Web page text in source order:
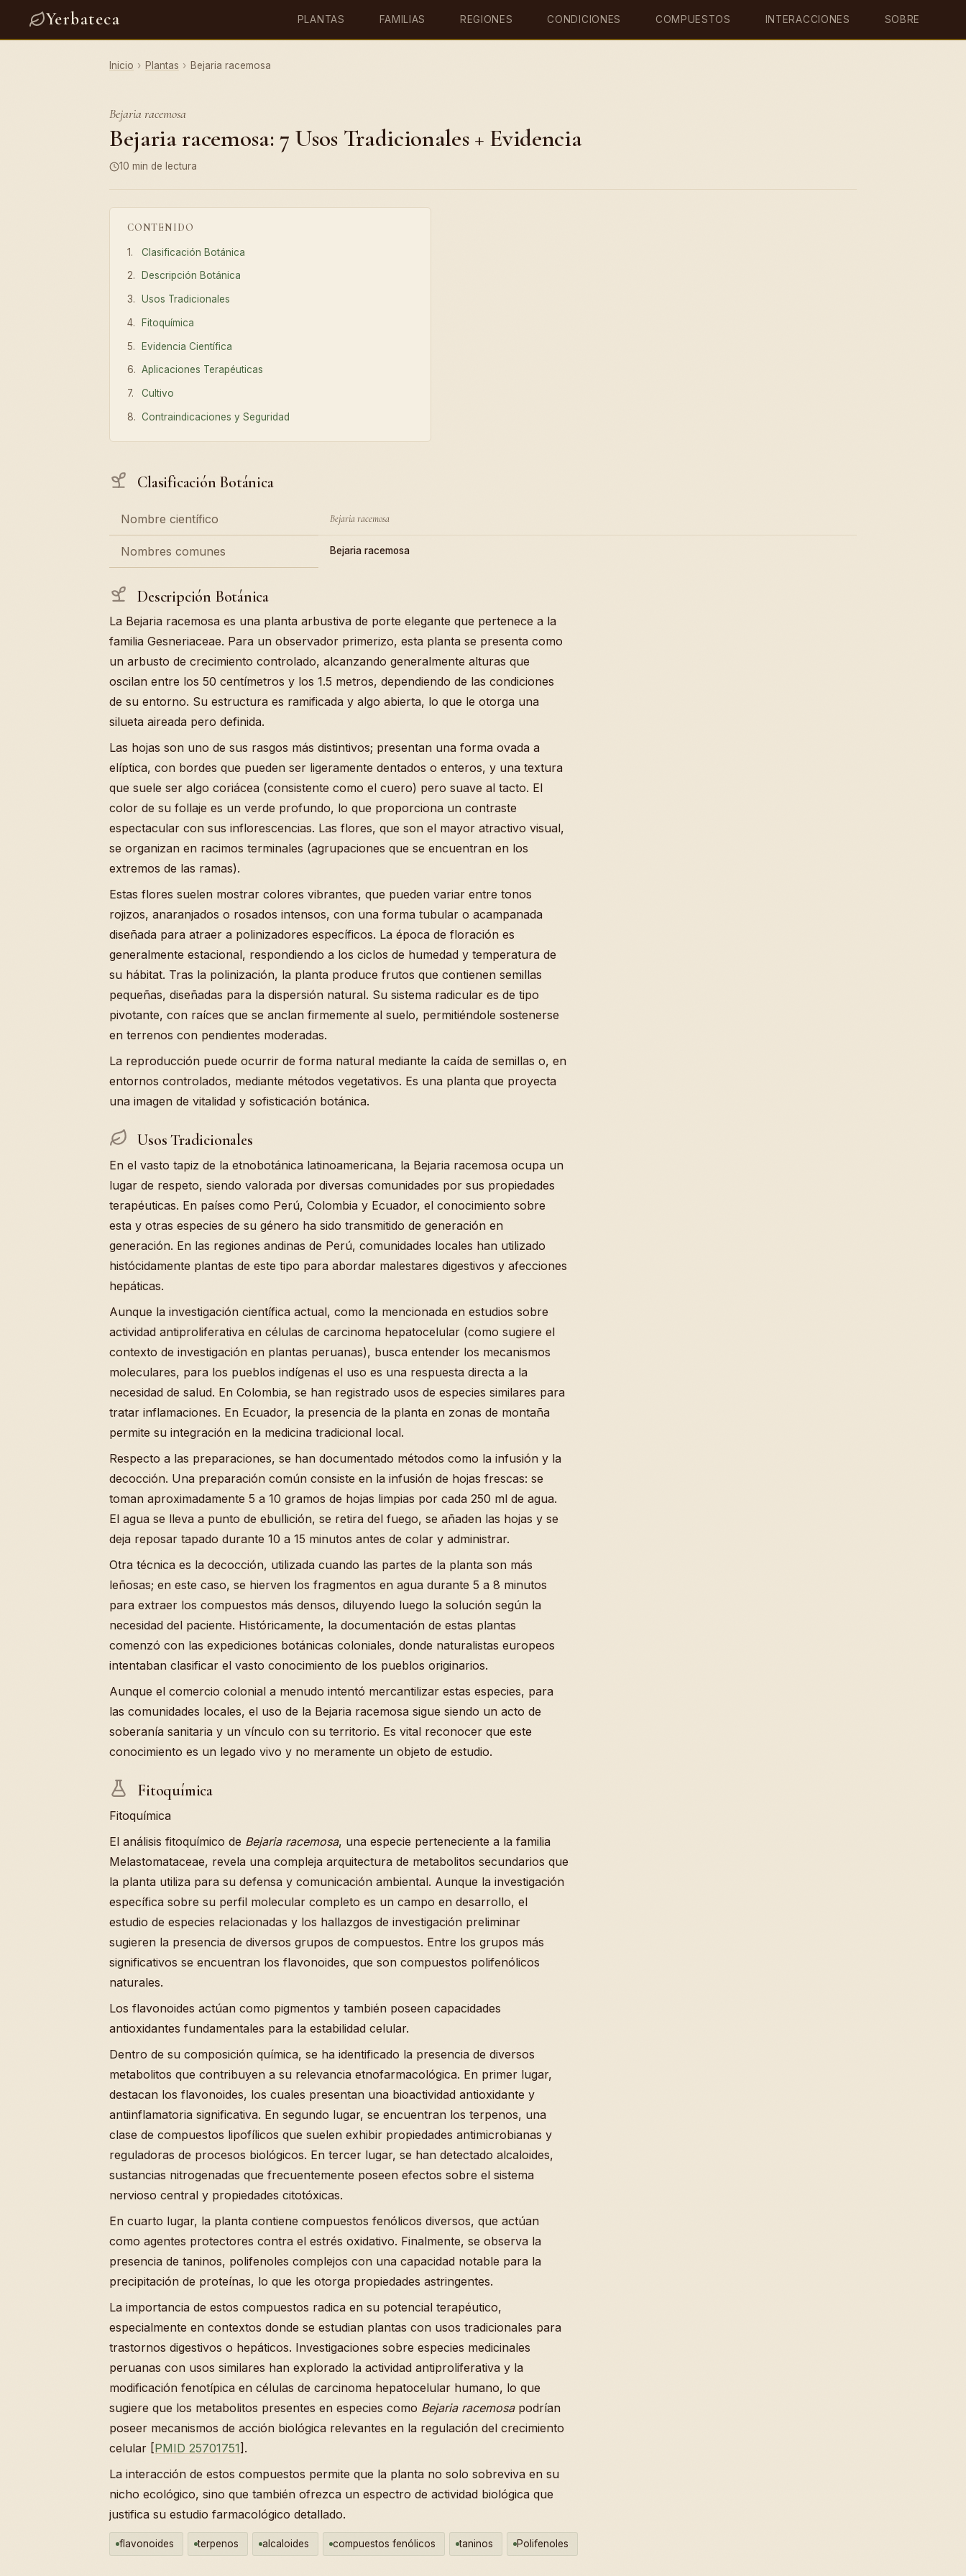
Yerbateca PLANTAS FAMILIAS REGIONES CONDICIONES COMPUESTOS INTERACCIONES SOBRE
Inicio › Plantas › Bejaria racemosa
Bejaria racemosa
Bejaria racemosa: 7 Usos Tradicionales + Evidencia
10 min de lectura
CONTENIDO
Clasificación Botánica
Descripción Botánica
Usos Tradicionales
Fitoquímica
Evidencia Científica
Aplicaciones Terapéuticas
Cultivo
Contraindicaciones y Seguridad
Clasificación Botánica
Nombre científico Bejaria racemosa
Nombres comunes Bejaria racemosa
Descripción Botánica
La Bejaria racemosa es una planta arbustiva de porte elegante que pertenece a la
familia Gesneriaceae. Para un observador primerizo, esta planta se presenta como
un arbusto de crecimiento controlado, alcanzando generalmente alturas que
oscilan entre los 50 centímetros y los 1.5 metros, dependiendo de las condiciones
de su entorno. Su estructura es ramificada y algo abierta, lo que le otorga una
silueta aireada pero definida.
Las hojas son uno de sus rasgos más distintivos; presentan una forma ovada a
elíptica, con bordes que pueden ser ligeramente dentados o enteros, y una textura
que suele ser algo coriácea (consistente como el cuero) pero suave al tacto. El
color de su follaje es un verde profundo, lo que proporciona un contraste
espectacular con sus inflorescencias. Las flores, que son el mayor atractivo visual,
se organizan en racimos terminales (agrupaciones que se encuentran en los
extremos de las ramas).
Estas flores suelen mostrar colores vibrantes, que pueden variar entre tonos
rojizos, anaranjados o rosados intensos, con una forma tubular o acampanada
diseñada para atraer a polinizadores específicos. La época de floración es
generalmente estacional, respondiendo a los ciclos de humedad y temperatura de
su hábitat. Tras la polinización, la planta produce frutos que contienen semillas
pequeñas, diseñadas para la dispersión natural. Su sistema radicular es de tipo
pivotante, con raíces que se anclan firmemente al suelo, permitiéndole sostenerse
en terrenos con pendientes moderadas.
La reproducción puede ocurrir de forma natural mediante la caída de semillas o, en
entornos controlados, mediante métodos vegetativos. Es una planta que proyecta
una imagen de vitalidad y sofisticación botánica.
Usos Tradicionales
En el vasto tapiz de la etnobotánica latinoamericana, la Bejaria racemosa ocupa un
lugar de respeto, siendo valorada por diversas comunidades por sus propiedades
terapéuticas. En países como Perú, Colombia y Ecuador, el conocimiento sobre
esta y otras especies de su género ha sido transmitido de generación en
generación. En las regiones andinas de Perú, comunidades locales han utilizado
histócidamente plantas de este tipo para abordar malestares digestivos y afecciones
hepáticas.
Aunque la investigación científica actual, como la mencionada en estudios sobre
actividad antiproliferativa en células de carcinoma hepatocelular (como sugiere el
contexto de investigación en plantas peruanas), busca entender los mecanismos
moleculares, para los pueblos indígenas el uso es una respuesta directa a la
necesidad de salud. En Colombia, se han registrado usos de especies similares para
tratar inflamaciones. En Ecuador, la presencia de la planta en zonas de montaña
permite su integración en la medicina tradicional local.
Respecto a las preparaciones, se han documentado métodos como la infusión y la
decocción. Una preparación común consiste en la infusión de hojas frescas: se
toman aproximadamente 5 a 10 gramos de hojas limpias por cada 250 ml de agua.
El agua se lleva a punto de ebullición, se retira del fuego, se añaden las hojas y se
deja reposar tapado durante 10 a 15 minutos antes de colar y administrar.
Otra técnica es la decocción, utilizada cuando las partes de la planta son más
leñosas; en este caso, se hierven los fragmentos en agua durante 5 a 8 minutos
para extraer los compuestos más densos, diluyendo luego la solución según la
necesidad del paciente. Históricamente, la documentación de estas plantas
comenzó con las expediciones botánicas coloniales, donde naturalistas europeos
intentaban clasificar el vasto conocimiento de los pueblos originarios.
Aunque el comercio colonial a menudo intentó mercantilizar estas especies, para
las comunidades locales, el uso de la Bejaria racemosa sigue siendo un acto de
soberanía sanitaria y un vínculo con su territorio. Es vital reconocer que este
conocimiento es un legado vivo y no meramente un objeto de estudio.
Fitoquímica
Fitoquímica
El análisis fitoquímico de Bejaria racemosa, una especie perteneciente a la familia
Melastomataceae, revela una compleja arquitectura de metabolitos secundarios que
la planta utiliza para su defensa y comunicación ambiental. Aunque la investigación
específica sobre su perfil molecular completo es un campo en desarrollo, el
estudio de especies relacionadas y los hallazgos de investigación preliminar
sugieren la presencia de diversos grupos de compuestos. Entre los grupos más
significativos se encuentran los flavonoides, que son compuestos polifenólicos
naturales.
Los flavonoides actúan como pigmentos y también poseen capacidades
antioxidantes fundamentales para la estabilidad celular.
Dentro de su composición química, se ha identificado la presencia de diversos
metabolitos que contribuyen a su relevancia etnofarmacológica. En primer lugar,
destacan los flavonoides, los cuales presentan una bioactividad antioxidante y
antiinflamatoria significativa. En segundo lugar, se encuentran los terpenos, una
clase de compuestos lipofílicos que suelen exhibir propiedades antimicrobianas y
reguladoras de procesos biológicos. En tercer lugar, se han detectado alcaloides,
sustancias nitrogenadas que frecuentemente poseen efectos sobre el sistema
nervioso central y propiedades citotóxicas.
En cuarto lugar, la planta contiene compuestos fenólicos diversos, que actúan
como agentes protectores contra el estrés oxidativo. Finalmente, se observa la
presencia de taninos, polifenoles complejos con una capacidad notable para la
precipitación de proteínas, lo que les otorga propiedades astringentes.
La importancia de estos compuestos radica en su potencial terapéutico,
especialmente en contextos donde se estudian plantas con usos tradicionales para
trastornos digestivos o hepáticos. Investigaciones sobre especies medicinales
peruanas con usos similares han explorado la actividad antiproliferativa y la
modificación fenotípica en células de carcinoma hepatocelular humano, lo que
sugiere que los metabolitos presentes en especies como Bejaria racemosapodrían
poseer mecanismos de acción biológica relevantes en la regulación del crecimiento
celular [PMID 25701751].
La interacción de estos compuestos permite que la planta no solo sobreviva en su
nicho ecológico, sino que también ofrezca un espectro de actividad biológica que
justifica su estudio farmacológico detallado.
flavonoides terpenos alcaloides compuestos fenólicos taninos Polifenoles